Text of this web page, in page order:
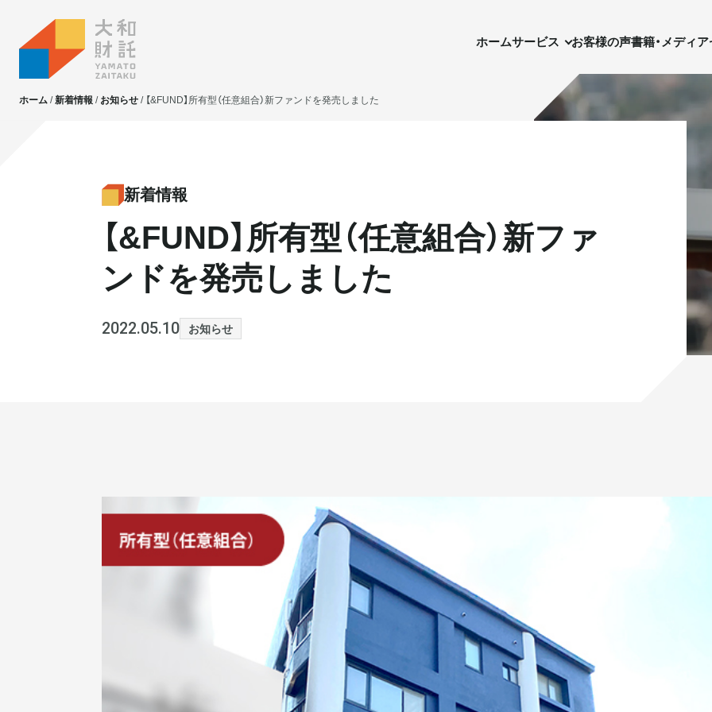
ホームサービス お客様の声書籍・メディア
不動産投資
賃貸管理
土地活用
実需用戸建・マンション
ホテル事業
大和財託独自の
不動産投資
賃貸管理
土地活用
実需用戸建・マンション
ホテル事業
ホーム サービス お客様の声書籍・メディアセ
ホーム 新着情報 お知らせ 【&FUND】所有型（任意組合）新ファンドを発売しました
新着情報
【&FUND】所有型（任意組合）新ファ
ンドを発売しました
2022.05.10 お知らせ